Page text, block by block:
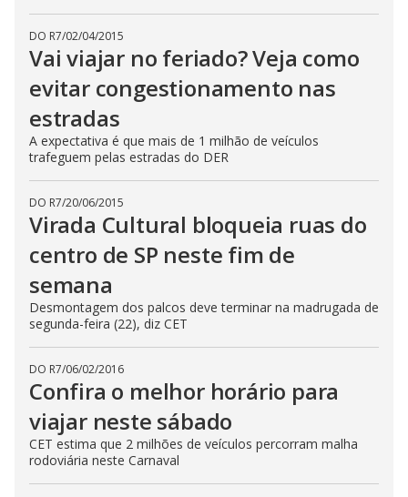
DO R7/02/04/2015
Vai viajar no feriado? Veja como
evitar congestionamento nas
estradas
A expectativa é que mais de 1 milhão de veículos
trafeguem pelas estradas do DER
DO R7/20/06/2015
Virada Cultural bloqueia ruas do
centro de SP neste fim de
semana
Desmontagem dos palcos deve terminar na madrugada de
segunda-feira (22), diz CET
DO R7/06/02/2016
Confira o melhor horário para
viajar neste sábado
CET estima que 2 milhões de veículos percorram malha
rodoviária neste Carnaval